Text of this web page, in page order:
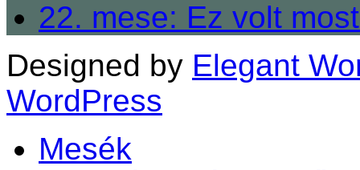
22. mese: Ez volt
Designed by Elegant
WordPress
Mesék